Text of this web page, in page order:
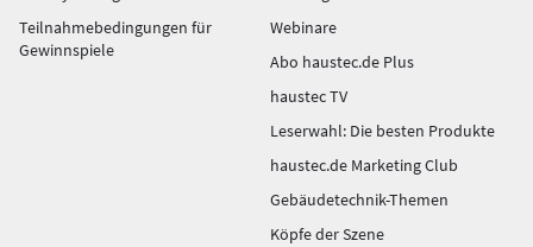
Teilnahmebedingungen für
Gewinnspiele
Webinare
Abo haustec.de Plus
haustec TV
Leserwahl: Die besten Produkte
haustec.de Marketing Club
Gebäudetechnik-Themen
Köpfe der Szene